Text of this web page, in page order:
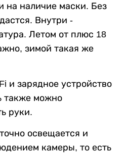
на наличие маски. Без
Внутри -
Летом от плюс 18
зимой такая же
и зарядное устройство
также можно
руки.
освещается и
камеры, то есть